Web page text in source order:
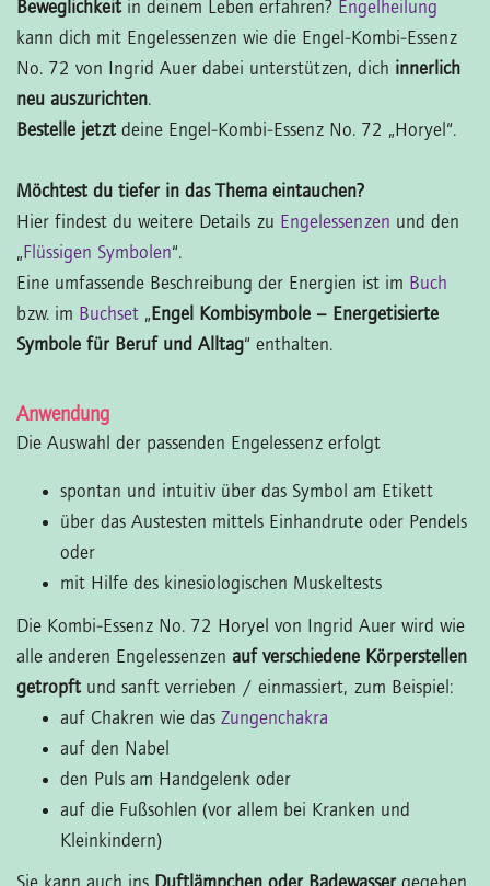
Beweglichkeitin deinem Leben erfahren? Engelheilung
kann dich mit Engelessenzen wie die Engel-Kombi-Essenz
No. 72 von Ingrid Auer dabei unterstützen, dich innerlich
neu auszurichten.
Bestelle jetzt deine Engel-Kombi-Essenz No. 72 „Horyel“.
Möchtest du tiefer in das Thema eintauchen?
Hier findest du weitere Details zu Engelessenzen und den
„Flüssigen Symbolen“.
Eine umfassende Beschreibung der Energien ist im Buch
bzw. im Buchset „Engel Kombisymbole – Energetisierte
Symbole für Beruf und Alltag“ enthalten.
Anwendung
Die Auswahl der passenden Engelessenz erfolgt
spontan und intuitiv über das Symbol am Etikett
über das Austesten mittels Einhandrute oder Pendels
oder
mit Hilfe des kinesiologischen Muskeltests
Die Kombi-Essenz No. 72 Horyel von Ingrid Auer wird wie
alle anderen Engelessenzen auf verschiedene Körperstellen
getropft und sanft verrieben / einmassiert, zum Beispiel:
auf Chakren wie das Zungenchakra
auf den Nabel
den Puls am Handgelenk oder
auf die Fußsohlen (vor allem bei Kranken und
Kleinkindern)